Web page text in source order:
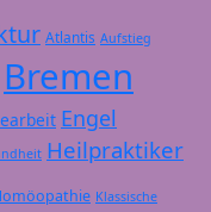
Atlantis Aufstieg
Bremen
Engel
Heilpraktiker
Klassische